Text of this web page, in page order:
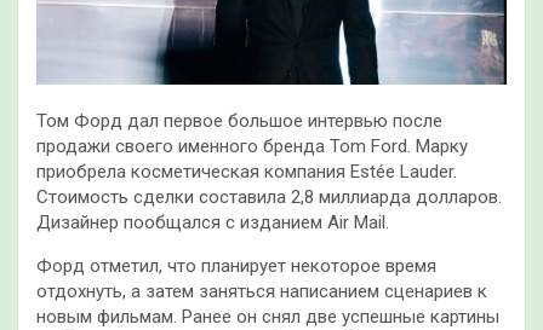
Том Форд дал первое большое интервью после
продажи своего именного бренда Tom Ford. Марку
приобрела косметическая компания Estée Lauder.
Стоимость сделки составила 2,8 миллиарда долларов.
Дизайнер пообщался с изданием Air Mail.
Форд отметил, что планирует некоторое время
отдохнуть, а затем заняться написанием сценариев к
новым фильмам. Ранее он снял две успешные картины